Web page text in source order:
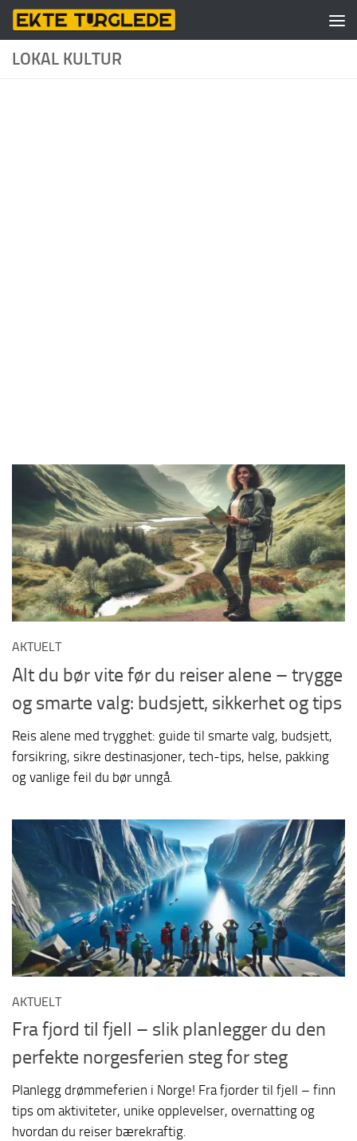
Skip to content
LOKAL KULTUR
AKTUELT
Alt du bør vite før du reiser alene – trygge
og smarte valg: budsjett, sikkerhet og tips
Reis alene med trygghet: guide til smarte valg, budsjett,
forsikring, sikre destinasjoner, tech-tips, helse, pakking
og vanlige feil du bør unngå.
AKTUELT
Fra fjord til fjell – slik planlegger du den
perfekte norgesferien steg for steg
Planlegg drømmeferien i Norge! Fra fjorder til fjell – finn
tips om aktiviteter, unike opplevelser, overnatting og
hvordan du reiser bærekraftig.